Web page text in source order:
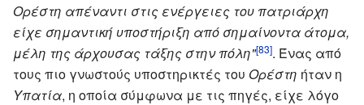
Ορέστη απέναντι στις ενέργειες του πατριάρχη
είχε σημαντική υποστήριξη από σημαίνοντα άτομα,
μέλη της άρχουσας τάξης στην πόλη"[83]. Ένας από
τους πιο γνωστούς υποστηρικτές του Ορέστη ήταν η
Υπατία, η οποία σύμφωνα με τις πηγές, είχε λόγο